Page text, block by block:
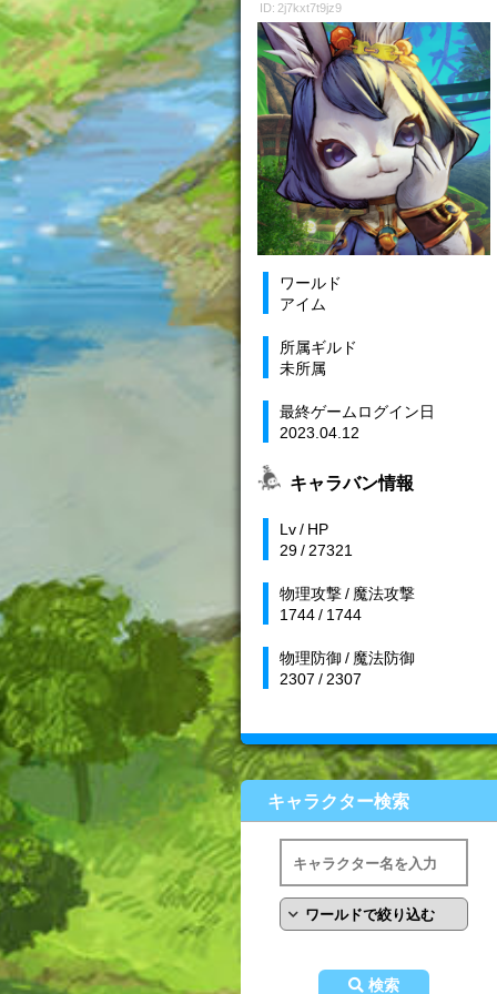
ID: 2j7kxt7t9jz9
ワールド
アイム
所属ギルド
未所属
最終ゲームログイン日
2023.04.12
キャラバン情報
Lv / HP
29 / 27321
物理攻撃 / 魔法攻撃
1744 / 1744
物理防御 / 魔法防御
2307 / 2307
キャラクター検索
検索